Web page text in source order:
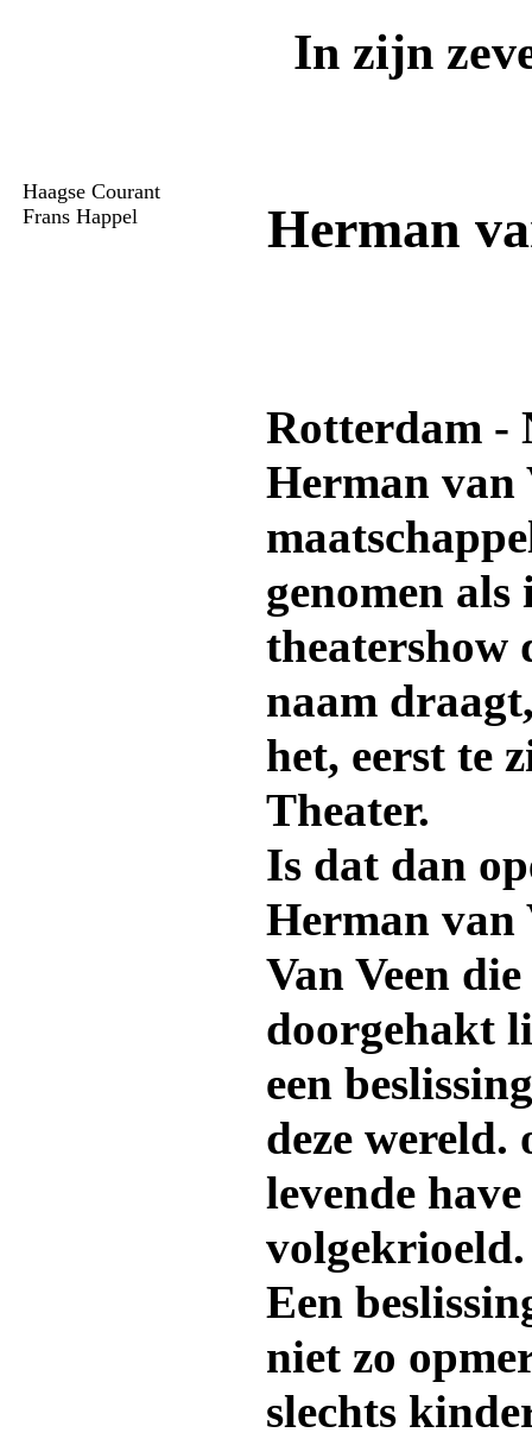
Haagse Courant
Frans Happel
In zijn
Herman
Rotterdam -
Herman van
genomen
theatershow
naam
het, eerst te
Theater.
Is dat dan
Herman van
Van Veen
doorgehakt
een
deze wereld.
levende
volgekrioeld.
Een
niet zo
slechts